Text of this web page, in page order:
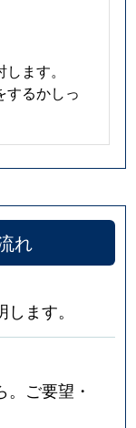
ます。
するかしっ
れ
ます。
ご要望・